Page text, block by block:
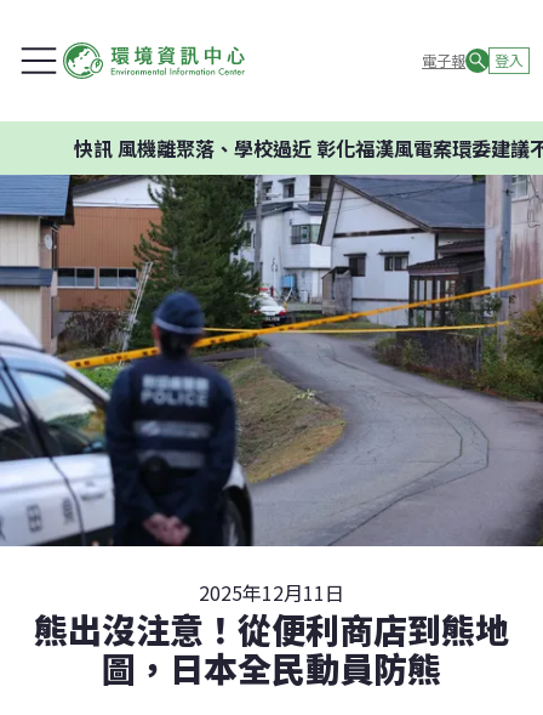
電子報 登入
風機離聚落、學校過近 彰化福漢風電案環委建議不應開發
2025年12月11日
熊出沒注意！從便利商店到熊地
圖，日本全民動員防熊